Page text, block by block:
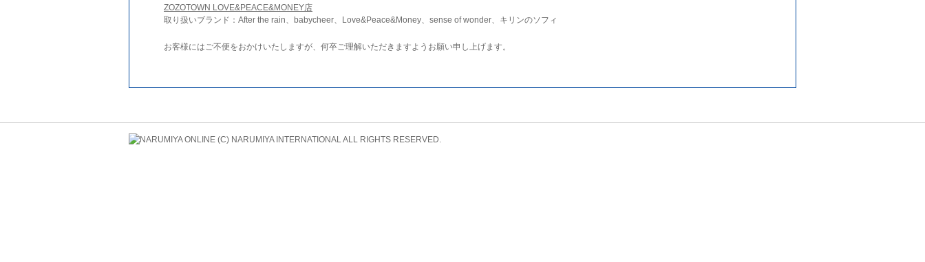
ZOZOTOWN LOVE&PEACE&MONEY店
取り扱いブランド：After the rain、babycheer、Love&Peace&Money、sense of wonder、キリンのソフィ
お客様にはご不便をおかけいたしますが、何卒ご理解いただきますようお願い申し上げます。